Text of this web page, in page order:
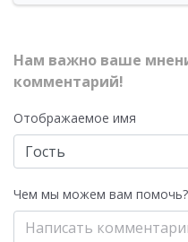
Нам важно ваше
комментарий!
Отображаемое имя
Чем мы можем вам помочь?